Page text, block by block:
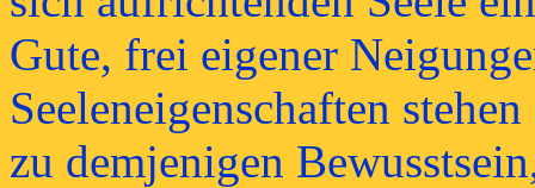
Gute, frei eigener
Seeleneigenschaften
zu demjenigen